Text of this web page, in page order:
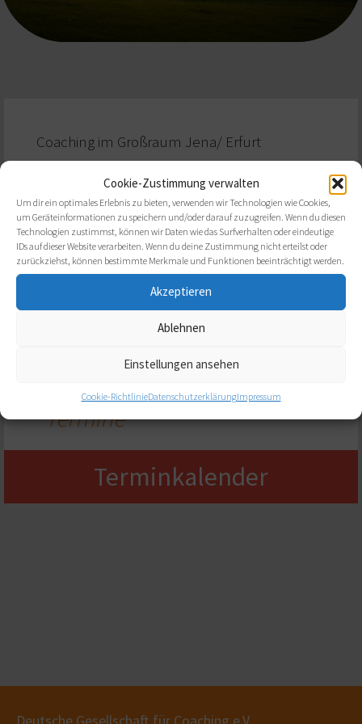
Cookie-Zustimmung verwalten
Um dir ein optimales Erlebnis zu bieten, verwenden wir Technologien wie Cookies,
um Geräteinformationen zu speichern und/oder darauf zuzugreifen. Wenn du diesen
Technologien zustimmst, können wir Daten wie das Surfverhalten oder eindeutige
IDs auf dieser Website verarbeiten. Wenn du deine Zustimmung nicht erteilst oder
zurückziehst, können bestimmte Merkmale und Funktionen beeinträchtigt werden.
Akzeptieren
Ablehnen
Einstellungen ansehen
Cookie-RichtlinieDatenschutzerklärungImpressum
Coaching im Großraum Jena/ Erfurt
Wir über uns
Ansprechpartner
Termine
Terminkalender